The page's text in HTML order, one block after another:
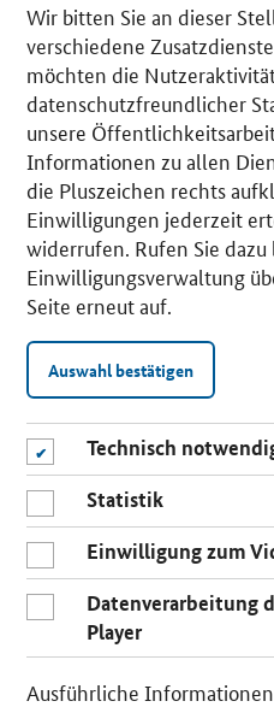
Wir bitten Sie an dieser
verschiedene
möchten die
datenschutzfreundlicher
unsere
Informationen zu allen
die Pluszeichen rechts
Einwilligungen jederzeit
widerrufen. Rufen Sie dazu
Einwilligungsverwaltung
Seite erneut auf.
Auswahl bestätigen
Technisch
Statistik
Einwilligung zum
Datenverarbeitung
Player
Ausführliche